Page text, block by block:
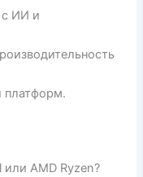
ИИ и
платформ.
AMD Ryzen?